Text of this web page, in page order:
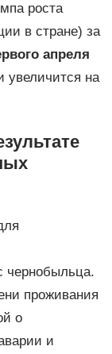
роста
в стране) за
апреля
увеличится на
чернобыльца.
проживания
о
и